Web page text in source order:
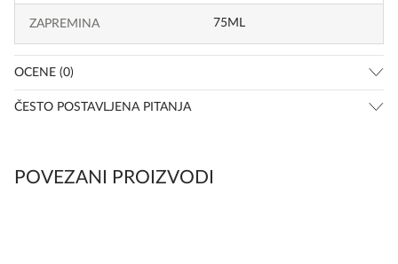
ZAPREMINA 75ML
OCENE (0)
ČESTO POSTAVLJENA PITANJA
POVEZANI PROIZVODI